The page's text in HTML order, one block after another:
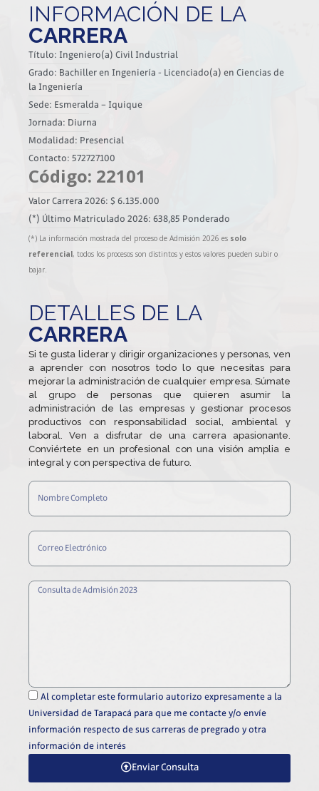
INFORMACIÓN DE LA
CARRERA
Título: Ingeniero(a) Civil Industrial
Grado: Bachiller en Ingeniería - Licenciado(a) en Ciencias de
la Ingeniería
Sede: Esmeralda – Iquique
Jornada: Diurna
Modalidad: Presencial
Contacto: 572727100
Código: 22101
Valor Carrera 2026: $ 6.135.000
(*) Último Matriculado 2026: 638,85 Ponderado
(*) La información mostrada del proceso de Admisión 2026 es solo
referencial, todos los procesos son distintos y estos valores pueden subir o
bajar.
DETALLES DE LA
CARRERA
Si te gusta liderar y dirigir organizaciones y personas, ven
a aprender con nosotros todo lo que necesitas para
mejorar la administración de cualquier empresa. Súmate
al grupo de personas que quieren asumir la
administración de las empresas y gestionar procesos
productivos con responsabilidad social, ambiental y
laboral. Ven a disfrutar de una carrera apasionante.
Conviértete en un profesional con una visión amplia e
integral y con perspectiva de futuro.
Al completar este formulario autorizo expresamente a la
Universidad de Tarapacá para que me contacte y/o envíe
información respecto de sus carreras de pregrado y otra
información de interés
Enviar Consulta